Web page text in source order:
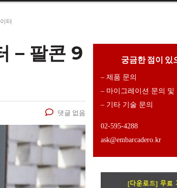
터
– 팔콘 9
댓글 없음
궁금한 점이 있
– 제품 문의
– 마이그레이션 문의 및
– 기타 기술 문의
02-595-4288
ask@embarcadero.kr